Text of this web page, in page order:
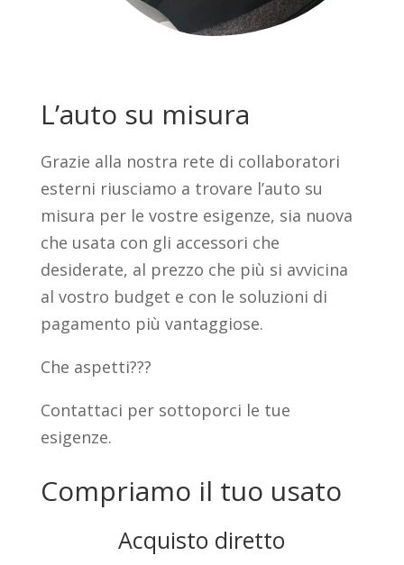
L’auto su misura
Grazie alla nostra rete di collaboratori
esterni riusciamo a trovare l’auto su
misura per le vostre esigenze, sia nuova
che usata con gli accessori che
desiderate, al prezzo che più si avvicina
al vostro budget e con le soluzioni di
pagamento più vantaggiose.
Che aspetti???
Contattaci per sottoporci le tue
esigenze.
Compriamo il tuo usato
Acquisto diretto